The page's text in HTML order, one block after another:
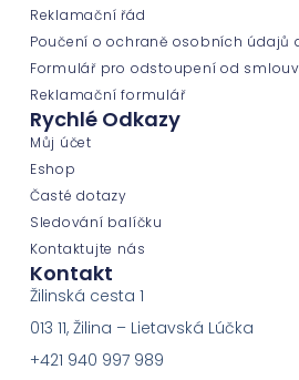
Reklamační řád
Poučení o ochraně osobních údajů
Formulář pro odstoupení od
Reklamační formulář
Rychlé Odkazy
Můj účet
Eshop
Časté dotazy
Sledování balíčku
Kontaktujte nás
Kontakt
Žilinská cesta 1
013 11, Žilina – Lietavská Lúčka
+421 940 997 989